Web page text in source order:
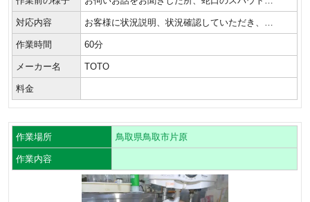
対応内容 お客様に状況説明、状況確認していただき、…
作業時間 60分
メーカー名 TOTO
料金
作業場所 鳥取県鳥取市片原
作業内容